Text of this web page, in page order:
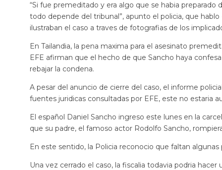
“Si fue premeditado y era algo que se habia
todo depende del tribunal”, apunto el policia, que
ilustraban el caso a traves de fotografias de los
En Tailandia, la pena maxima para el asesinato
EFE afirman que el hecho de que Sancho haya
rebajar la condena.
A pesar del anuncio de cierre del caso, el informe
fuentes juridicas consultadas por EFE, este no estaria
El español Daniel Sancho ingreso este lunes en la
que su padre, el famoso actor Rodolfo Sancho,
En este sentido, la Policia reconocio que faltan
Una vez cerrado el caso, la fiscalia todavia podria